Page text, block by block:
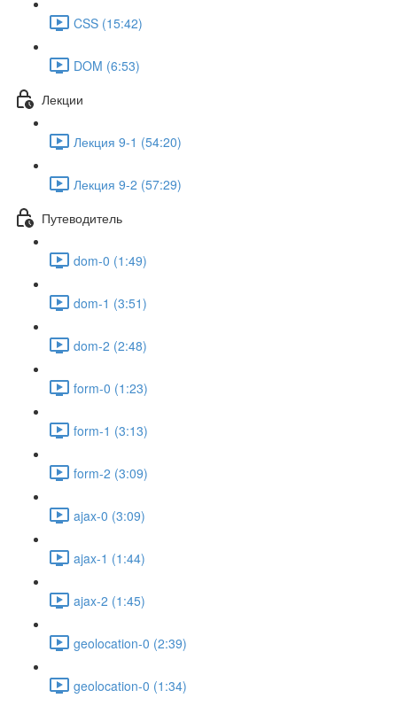
CSS (15:42)
DOM (6:53)
Лекции
Лекция 9-1 (54:20)
Лекция 9-2 (57:29)
Путеводитель
dom-0 (1:49)
dom-1 (3:51)
dom-2 (2:48)
form-0 (1:23)
form-1 (3:13)
form-2 (3:09)
ajax-0 (3:09)
ajax-1 (1:44)
ajax-2 (1:45)
geolocation-0 (2:39)
geolocation-0 (1:34)